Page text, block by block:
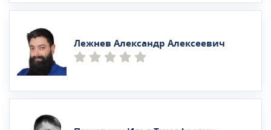
Лежнев Александр Алексеевич